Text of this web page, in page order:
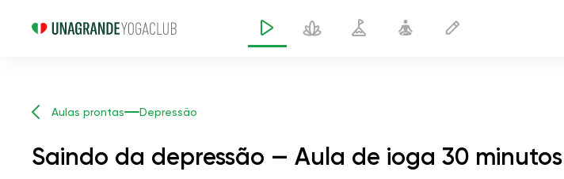
Aulas prontas Depressão
Saindo da depressão — Aula de ioga 30 minutos